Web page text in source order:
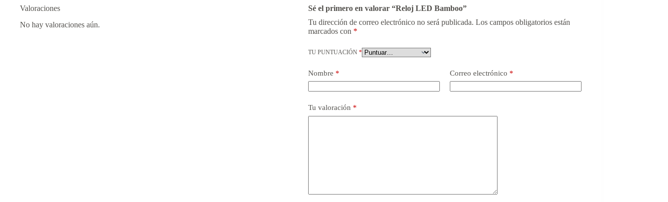
Valoraciones
No hay valoraciones aún.
Sé el primero en valorar “Reloj LED Bamboo”
Tu dirección de correo electrónico no será publicada. Los campos obligatorios están
marcados con *
TU PUNTUACIÓN *
Nombre * Correo electrónico *
Tu valoración *